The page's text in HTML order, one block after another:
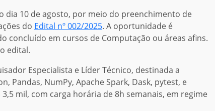
dia 10 de agosto, por meio do preenchimento de
do Edital nº 002/2025. A oportunidade é
concluído em cursos de Computação ou áreas afins.
edital.
Especialista e Líder Técnico, destinada a
Pandas, NumPy, Apache Spark, Dask, pytest, e
mil, com carga horária de 8h semanais, em regime